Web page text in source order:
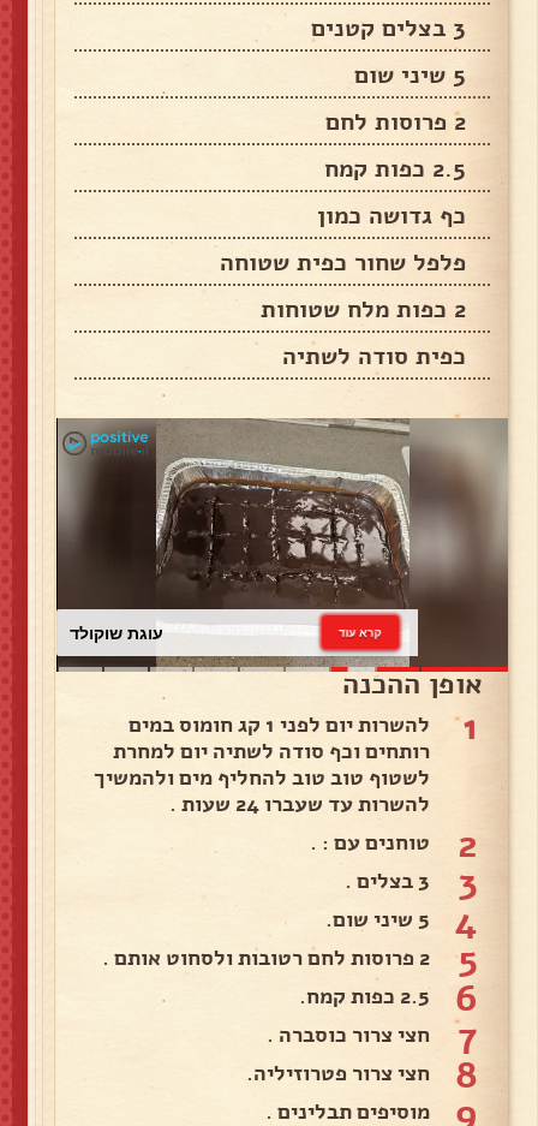
3 בצלים קטנים
5 שיני שום
2 פרוסות לחם
2.5 כפות קמח
כף גדושה כמון
פלפל שחור כפית שטוחה
2 כפות מלח שטוחות
כפית סודה לשתיה
עוגת שוקולד קרא עוד
אופן ההכנה
1
להשרות יום לפני 1 קג חומוס במים
רותחים וכף סודה לשתיה יום למחרת
לשטוף טוב טוב להחליף מים ולהמשיך
להשרות עד שעברו 24 שעות .
2 טוחנים עם : .
3 3 בצלים .
4 5 שיני שום.
5 2 פרוסות לחם רטובות ולסחוט אותם .
6 2.5 כפות קמח.
7 חצי צרור כוסברה .
8 חצי צרור פטרוזיליה.
9 מוסיפים תבלינים .